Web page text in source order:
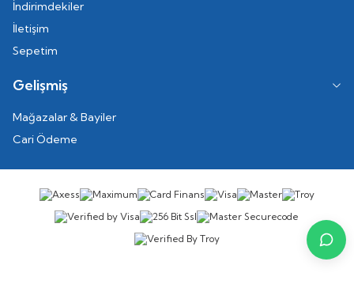
İndirimdekiler
İletişim
Sepetim
Gelişmiş
Mağazalar & Bayiler
Cari Ödeme